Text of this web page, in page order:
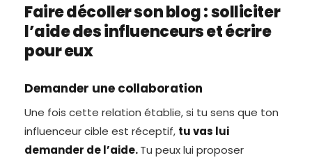
Faire décoller son blog : solliciter
l’aide des influenceurs et écrire
pour eux
Demander une collaboration
Une fois cette relation établie, si tu sens que ton
influenceur cible est réceptif, tu vas lui
demander de l’aide.Tu peux lui proposer